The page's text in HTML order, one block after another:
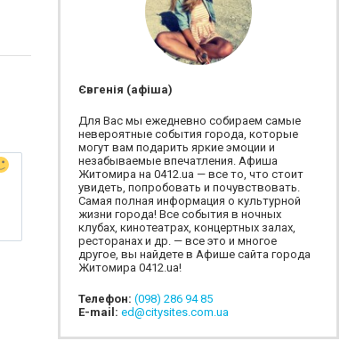
Євгенія (афіша)
Для Вас мы ежедневно собираем самые
невероятные события города, которые
могут вам подарить яркие эмоции и
незабываемые впечатления. Афиша
Житомира на 0412.ua — все то, что стоит
увидеть, попробовать и почувствовать.
Самая полная информация о культурной
жизни города! Все события в ночных
клубах, кинотеатрах, концертных залах,
ресторанах и др. — все это и многое
другое, вы найдете в Афише сайта города
Житомира 0412.ua!
Телефон: (098) 286 94 85
E-mail: ed@citysites.com.ua